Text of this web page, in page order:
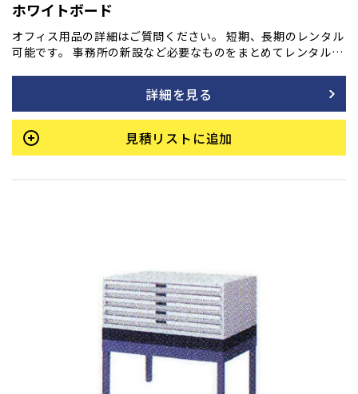
ホワイトボード
オフィス用品の詳細はご質問ください。 短期、長期のレンタル
可能です。 事務所の新設など必要なものをまとめてレンタル
詳細を見る
見積リストに追加